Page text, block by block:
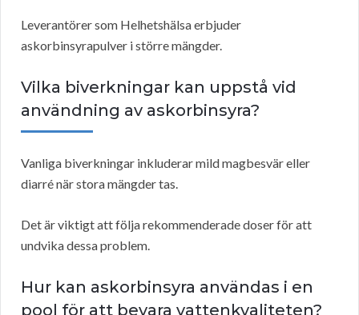
Leverantörer som Helhetshälsa erbjuder
askorbinsyrapulver i större mängder.
Vilka biverkningar kan uppstå vid
användning av askorbinsyra?
Vanliga biverkningar inkluderar mild magbesvär eller
diarré när stora mängder tas.
Det är viktigt att följa rekommenderade doser för att
undvika dessa problem.
Hur kan askorbinsyra användas i en
pool för att bevara vattenkvaliteten?